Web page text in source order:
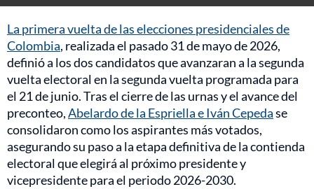
La primera vuelta de las elecciones presidenciales de
Colombia, realizada el pasado 31 de mayo de 2026,
definió a los dos candidatos que avanzaran a la segunda
vuelta electoral en la segunda vuelta programada para
el 21 de junio. Tras el cierre de las urnas y el avance del
preconteo,Abelardo de la Espriella e Iván Cepedase
consolidaron como los aspirantes más votados,
asegurando su paso a la etapa definitiva de la contienda
electoral que elegirá al próximo presidente y
vicepresidente para el periodo 2026-2030.